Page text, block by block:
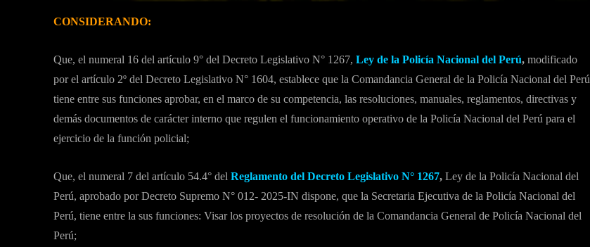
CONSIDERANDO:
Que, el numeral 16 del artículo 9° del Decreto Legislativo N° 1267, Ley de la Policía Nacional del Perú, modificado
por el artículo 2º del Decreto Legislativo N° 1604, establece que la Comandancia General de la Policía Nacional del Perú
tiene entre sus funciones aprobar, en el marco de su competencia, las resoluciones, manuales, reglamentos, directivas y
demás documentos de carácter interno que regulen el funcionamiento operativo de la Policía Nacional del Perú para el
ejercicio de la función policial;
Que, el numeral 7 del artículo 54.4° del Reglamento del Decreto Legislativo N° 1267, Ley de la Policía Nacional del
Perú, aprobado por Decreto Supremo N° 012- 2025-IN dispone, que la Secretaria Ejecutiva de la Policía Nacional del
Perú, tiene entre la sus funciones: Visar los proyectos de resolución de la Comandancia General de Policía Nacional del
Perú;